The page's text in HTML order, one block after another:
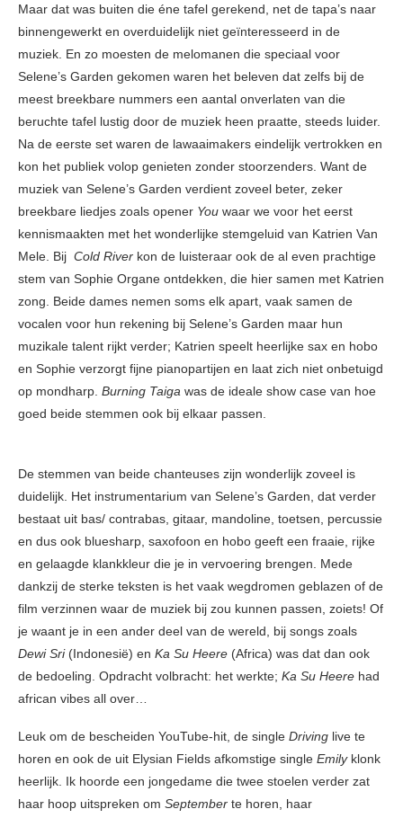
Maar dat was buiten die éne tafel gerekend, net de tapa’s naar
binnengewerkt en overduidelijk niet geïnteresseerd in de
muziek. En zo moesten de melomanen die speciaal voor
Selene’s Garden gekomen waren het beleven dat zelfs bij de
meest breekbare nummers een aantal onverlaten van die
beruchte tafel lustig door de muziek heen praatte, steeds luider.
Na de eerste set waren de lawaaimakers eindelijk vertrokken en
kon het publiek volop genieten zonder stoorzenders. Want de
muziek van Selene’s Garden verdient zoveel beter, zeker
breekbare liedjes zoals opener You waar we voor het eerst
kennismaakten met het wonderlijke stemgeluid van Katrien Van
Mele. Bij Cold River kon de luisteraar ook de al even prachtige
stem van Sophie Organe ontdekken, die hier samen met Katrien
zong. Beide dames nemen soms elk apart, vaak samen de
vocalen voor hun rekening bij Selene’s Garden maar hun
muzikale talent rijkt verder; Katrien speelt heerlijke sax en hobo
en Sophie verzorgt fijne pianopartijen en laat zich niet onbetuigd
op mondharp. Burning Taiga was de ideale show case van hoe
goed beide stemmen ook bij elkaar passen.
De stemmen van beide chanteuses zijn wonderlijk zoveel is
duidelijk. Het instrumentarium van Selene’s Garden, dat verder
bestaat uit bas/ contrabas, gitaar, mandoline, toetsen, percussie
en dus ook bluesharp, saxofoon en hobo geeft een fraaie, rijke
en gelaagde klankkleur die je in vervoering brengen. Mede
dankzij de sterke teksten is het vaak wegdromen geblazen of de
film verzinnen waar de muziek bij zou kunnen passen, zoiets! Of
je waant je in een ander deel van de wereld, bij songs zoals
Dewi Sri(Indonesië) en Ka Su Heere (Africa) was dat dan ook
de bedoeling. Opdracht volbracht: het werkte; Ka Su Heere had
african vibes all over…
Leuk om de bescheiden YouTube-hit, de single Driving live te
horen en ook de uit Elysian Fields afkomstige single Emilyklonk
heerlijk. Ik hoorde een jongedame die twee stoelen verder zat
haar hoop uitspreken om September te horen, haar